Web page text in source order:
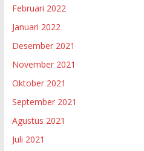
Februari 2022
Januari 2022
Desember 2021
November 2021
Oktober 2021
September 2021
Agustus 2021
Juli 2021